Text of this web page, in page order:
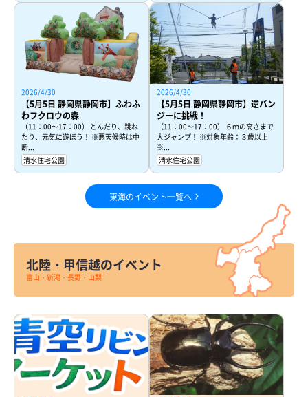
2026/4/30
【5月5日 静岡県静岡市】ふわふ
わフクロウの森
（11：00～17：00） とんだり、跳ね
たり、元気に遊ぼう！ ※悪天候時は中
断...
清水住宅公園
2026/4/30
【5月5日 静岡県静岡市】逆バン
ジーに挑戦！
（11：00～17：00） ６ｍの高さまで
大ジャンプ！ ※対象年齢：３歳以上
※...
清水住宅公園
東海のイベント一覧へ
北陸・甲信越のイベント
富山・新潟・長野・山梨